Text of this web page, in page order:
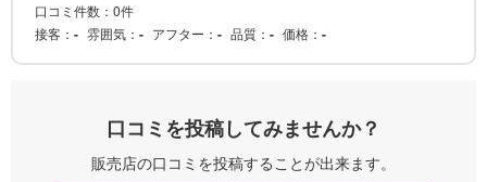
口コミ件数：0件
接客
- 雰囲気 - アフター - 品質 - 価格 -
口コミを投稿してみませんか？
販売店の口コミを投稿することが出来ます。